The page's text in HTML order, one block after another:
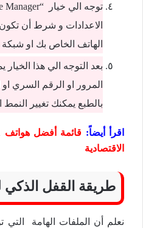
الاعدادات و شرط أن
الهاتف الخاص بك او شبكة
بعد التوجه الي هذا الخيار
المرور او الرقم السري
بالطبع يمكنك تغيير
اقرأ أيضاً:
الاقتصادية
طريقة القفل الذكي
نعلم أن الملفات الهامة